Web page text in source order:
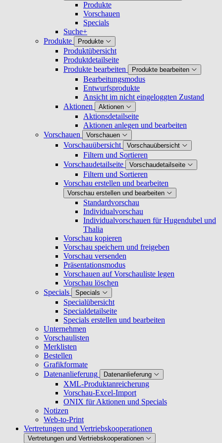
Produkte
Vorschauen
Specials
Suche+
Produkte
Produkte
Produktübersicht
Produktdetailseite
Produkte bearbeiten
Produkte bearbeiten
Bearbeitungsmodus
Entwurfsprodukte
Ansicht im nicht eingeloggten Zustand
Aktionen
Aktionen
Aktionsdetailseite
Aktionen anlegen und bearbeiten
Vorschauen
Vorschauen
Vorschauübersicht Vorschauübersicht
Filtern und Sortieren
Vorschaudetailseite
Vorschaudetailseite
Filtern und Sortieren
Vorschau erstellen und bearbeiten
Vorschau erstellen und bearbeiten
Standardvorschau
Individualvorschau
Individualvorschauen für Hugendubel und
Thalia
Vorschau kopieren
Vorschau speichern und freigeben
Vorschau versenden
Präsentationsmodus
Vorschauen auf Vorschauliste legen
Vorschau löschen
Specials
Specials
Specialübersicht
Specialdetailseite
Specials erstellen und bearbeiten
Unternehmen
Vorschaulisten
Merklisten
Bestellen
Grafikformate
Datenanlieferung
Datenanlieferung
XML-Produktanreicherung
Vorschau-Excel-Import
ONIX für Aktionen und Specials
Notizen
Web-to-Print
Vertretungen und Vertriebskooperationen
Vertretungen und Vertriebskooperationen